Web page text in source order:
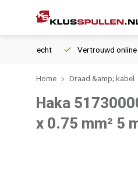
Vertrouwd online
Home Draad &amp; kabel
Haka
x 0.75 mm² 5